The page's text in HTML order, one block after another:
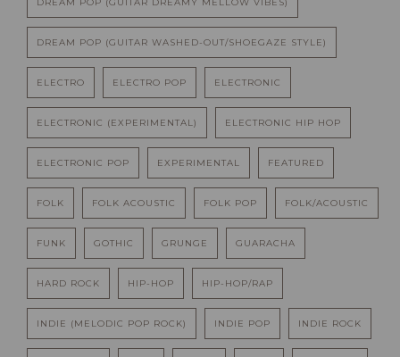
DREAM POP (GUITAR DREAMY MELLOW VIBES)
DREAM POP (GUITAR WASHED-OUT/SHOEGAZE STYLE)
ELECTRO ELECTRO POP ELECTRONIC
ELECTRONIC (EXPERIMENTAL) ELECTRONIC HIP HOP
ELECTRONIC POP EXPERIMENTAL FEATURED
FOLK FOLK ACOUSTIC FOLK POP FOLK/ACOUSTIC
FUNK GOTHIC GRUNGE GUARACHA
HARD ROCK HIP-HOP HIP-HOP/RAP
INDIE (MELODIC POP ROCK) INDIE POP INDIE ROCK